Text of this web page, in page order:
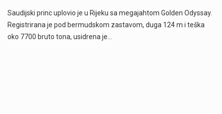
Saudijski princ uplovio je u Rijeku sa megajahtom Golden Odyssay.
Registrirana je pod bermudskom zastavom, duga 124 m i teška
oko 7700 bruto tona, usidrena je…